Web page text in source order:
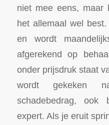
niet mee eens, maar
het allemaal wel
en wordt
afgerekend op
onder prijsdruk staat
wordt gekeken
schadebedrag,
expert. Als je eruit